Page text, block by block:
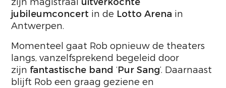
jubileumconcert in de Lotto Arena in
Antwerpen.
Momenteel gaat Rob opnieuw de theaters
langs, vanzelfsprekend begeleid door
zijn fantastische band ‘Pur Sang’. Daarnaast
blijft Rob een graag geziene en